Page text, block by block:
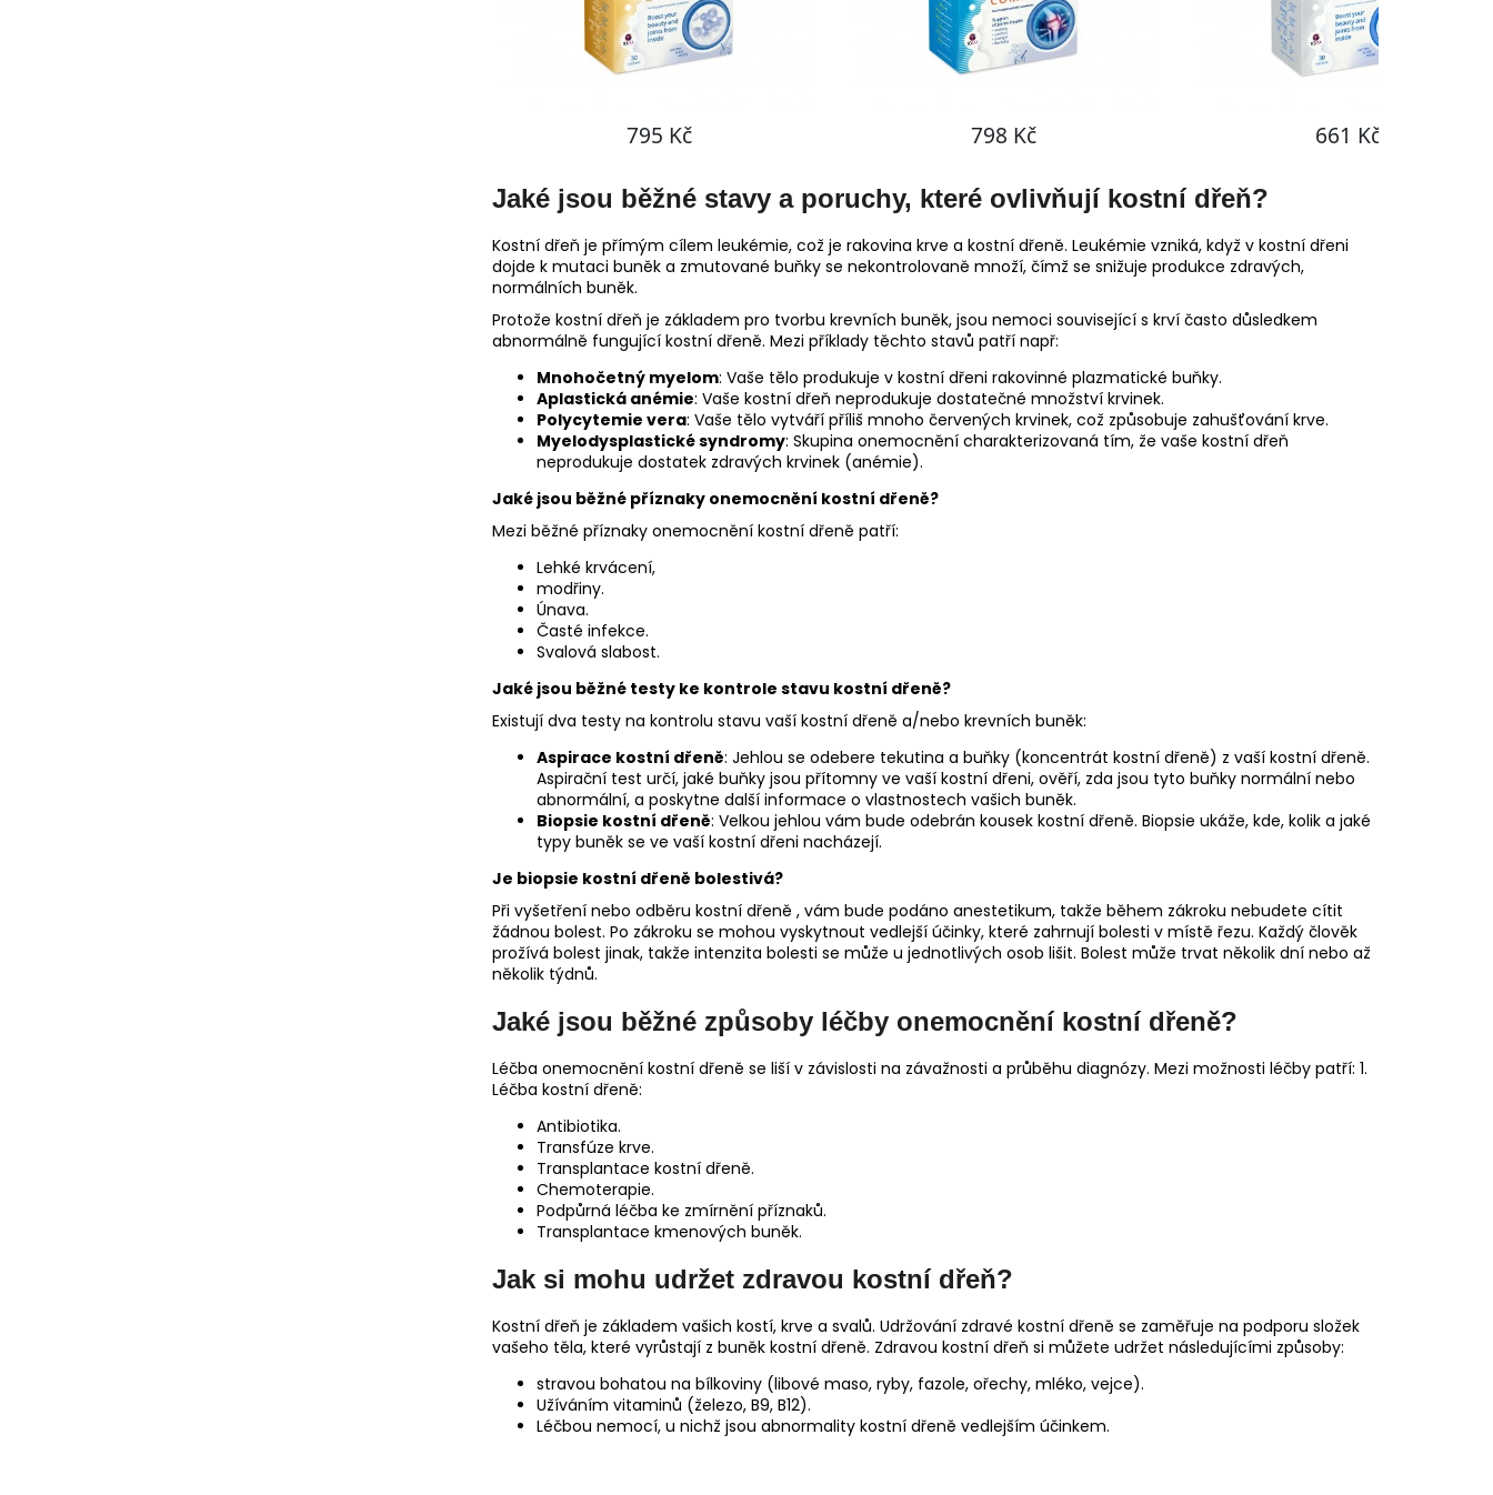
Jaké jsou běžné stavy a poruchy, které ovlivňují kostní dřeň?
Kostní dřeň je přímým cílem leukémie, což je rakovina krve a kostní dřeně. Leukémie vzniká, když v kostní dřeni
dojde k mutaci buněk a zmutované buňky se nekontrolovaně množí, čímž se snižuje produkce zdravých,
normálních buněk.
Protože kostní dřeň je základem pro tvorbu krevních buněk, jsou nemoci související s krví často důsledkem
abnormálně fungující kostní dřeně. Mezi příklady těchto stavů patří např:
Mnohočetný myelom: Vaše tělo produkuje v kostní dřeni rakovinné plazmatické buňky.
Aplastická anémie: Vaše kostní dřeň neprodukuje dostatečné množství krvinek.
Polycytemie vera: Vaše tělo vytváří příliš mnoho červených krvinek, což způsobuje zahušťování krve.
Myelodysplastické syndromy: Skupina onemocnění charakterizovaná tím, že vaše kostní dřeň
neprodukuje dostatek zdravých krvinek (anémie).
Jaké jsou běžné příznaky onemocnění kostní dřeně?
Mezi běžné příznaky onemocnění kostní dřeně patří:
Lehké krvácení,
modřiny.
Únava.
Časté infekce.
Svalová slabost.
Jaké jsou běžné testy ke kontrole stavu kostní dřeně?
Existují dva testy na kontrolu stavu vaší kostní dřeně a/nebo krevních buněk:
Aspirace kostní dřeně: Jehlou se odebere tekutina a buňky (koncentrát kostní dřeně) z vaší kostní dřeně.
Aspirační test určí, jaké buňky jsou přítomny ve vaší kostní dřeni, ověří, zda jsou tyto buňky normální nebo
abnormální, a poskytne další informace o vlastnostech vašich buněk.
Biopsie kostní dřeně: Velkou jehlou vám bude odebrán kousek kostní dřeně. Biopsie ukáže, kde, kolik a jaké
typy buněk se ve vaší kostní dřeni nacházejí.
Je biopsie kostní dřeně bolestivá?
Při vyšetření nebo odběru kostní dřeně , vám bude podáno anestetikum, takže během zákroku nebudete cítit
žádnou bolest. Po zákroku se mohou vyskytnout vedlejší účinky, které zahrnují bolesti v místě řezu. Každý člověk
prožívá bolest jinak, takže intenzita bolesti se může u jednotlivých osob lišit. Bolest může trvat několik dní nebo až
několik týdnů.
Jaké jsou běžné způsoby léčby onemocnění kostní dřeně?
Léčba onemocnění kostní dřeně se liší v závislosti na závažnosti a průběhu diagnózy. Mezi možnosti léčby patří: 1.
Léčba kostní dřeně:
Antibiotika.
Transfúze krve.
Transplantace kostní dřeně.
Chemoterapie.
Podpůrná léčba ke zmírnění příznaků.
Transplantace kmenových buněk.
Jak si mohu udržet zdravou kostní dřeň?
Kostní dřeň je základem vašich kostí, krve a svalů. Udržování zdravé kostní dřeně se zaměřuje na podporu složek
vašeho těla, které vyrůstají z buněk kostní dřeně. Zdravou kostní dřeň si můžete udržet následujícími způsoby:
stravou bohatou na bílkoviny (libové maso, ryby, fazole, ořechy, mléko, vejce).
Užíváním vitaminů (železo, B9, B12).
Léčbou nemocí, u nichž jsou abnormality kostní dřeně vedlejším účinkem.